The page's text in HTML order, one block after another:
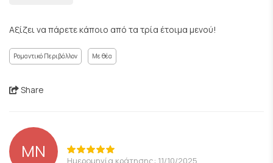
Αξίζει να πάρετε κάποιο από τα τρία έτοιμα μενού!
Ρομαντικό Περιβάλλον Με θέα
Share
MN Ημερομηνία κράτησης: 11/10/2025